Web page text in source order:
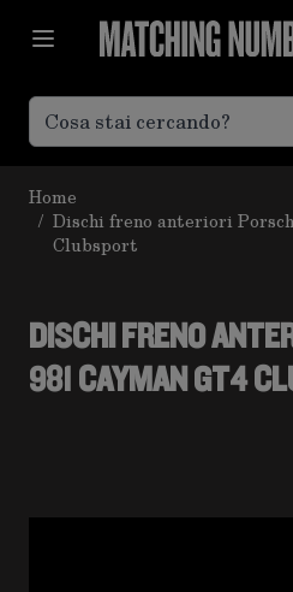
Home
/ Dischi freno anteriori
Clubsport
DISCHI FRENO
981 CAYMAN GT4